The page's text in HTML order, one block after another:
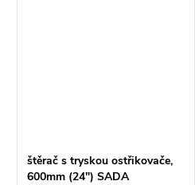
štěrač s tryskou ostřikovače,
600mm (24") SADA